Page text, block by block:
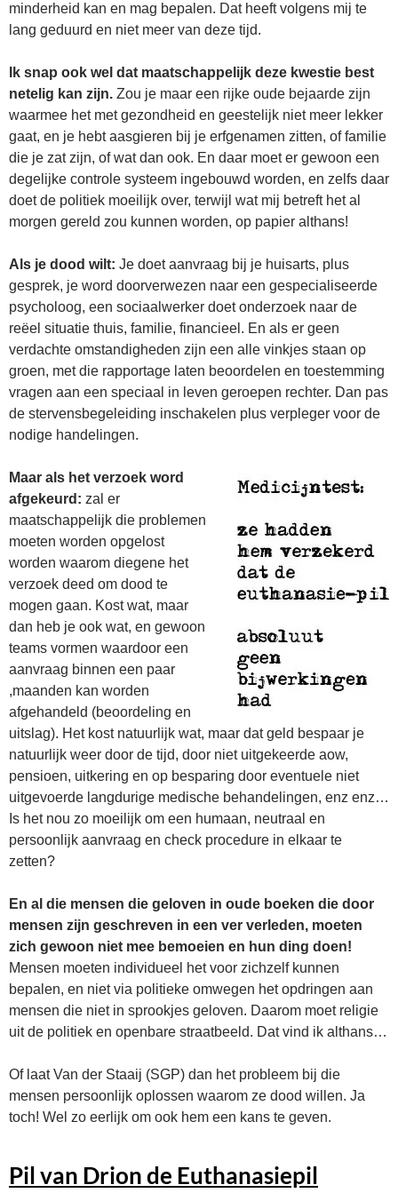
minderheid kan en mag bepalen. Dat heeft volgens mij te
lang geduurd en niet meer van deze tijd.
Ik snap ook wel dat maatschappelijk deze kwestie best
netelig kan zijn. Zou je maar een rijke oude bejaarde zijn
waarmee het met gezondheid en geestelijk niet meer lekker
gaat, en je hebt aasgieren bij je erfgenamen zitten, of familie
die je zat zijn, of wat dan ook. En daar moet er gewoon een
degelijke controle systeem ingebouwd worden, en zelfs daar
doet de politiek moeilijk over, terwijl wat mij betreft het al
morgen gereld zou kunnen worden, op papier althans!
Als je dood wilt: Je doet aanvraag bij je huisarts, plus
gesprek, je word doorverwezen naar een gespecialiseerde
psycholoog, een sociaalwerker doet onderzoek naar de
reëel situatie thuis, familie, financieel. En als er geen
verdachte omstandigheden zijn een alle vinkjes staan op
groen, met die rapportage laten beoordelen en toestemming
vragen aan een speciaal in leven geroepen rechter. Dan pas
de stervensbegeleiding inschakelen plus verpleger voor de
nodige handelingen.
Maar als het verzoek word
afgekeurd: zal er
maatschappelijk die problemen
moeten worden opgelost
worden waarom diegene het
verzoek deed om dood te
mogen gaan. Kost wat, maar
dan heb je ook wat, en gewoon
teams vormen waardoor een
aanvraag binnen een paar
,maanden kan worden
afgehandeld (beoordeling en
uitslag). Het kost natuurlijk wat, maar dat geld bespaar je
natuurlijk weer door de tijd, door niet uitgekeerde aow,
pensioen, uitkering en op besparing door eventuele niet
uitgevoerde langdurige medische behandelingen, enz enz…
Is het nou zo moeilijk om een humaan, neutraal en
persoonlijk aanvraag en check procedure in elkaar te
zetten?
En al die mensen die geloven in oude boeken die door
mensen zijn geschreven in een ver verleden, moeten
zich gewoon niet mee bemoeien en hun ding doen!
Mensen moeten individueel het voor zichzelf kunnen
bepalen, en niet via politieke omwegen het opdringen aan
mensen die niet in sprookjes geloven. Daarom moet religie
uit de politiek en openbare straatbeeld. Dat vind ik althans…
Of laat Van der Staaij (SGP) dan het probleem bij die
mensen persoonlijk oplossen waarom ze dood willen. Ja
toch! Wel zo eerlijk om ook hem een kans te geven.
Pil van Drion de Euthanasiepil